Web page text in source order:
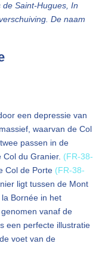
Saint-Hugues , In
De naam
een depressie van
waarvan de Col
passen in de
du Granier. (FR-38-
Col de Porte (FR-38-
ligt tussen de Mont
Bornée in het
vanaf de
is een perfecte illustratie
voet van de